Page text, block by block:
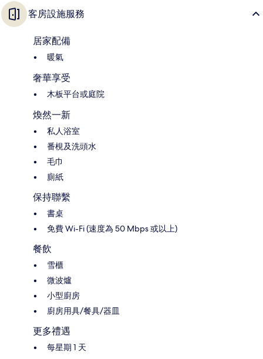
客房設施服務
居家配備
暖氣
奢華享受
木板平台或庭院
煥然一新
私人浴室
番梘及洗頭水
毛巾
廁紙
保持聯繫
書桌
免費 Wi-Fi (速度為 50 Mbps 或以上)
餐飲
雪櫃
微波爐
小型廚房
廚房用具/餐具/器皿
更多禮遇
每星期 1 天